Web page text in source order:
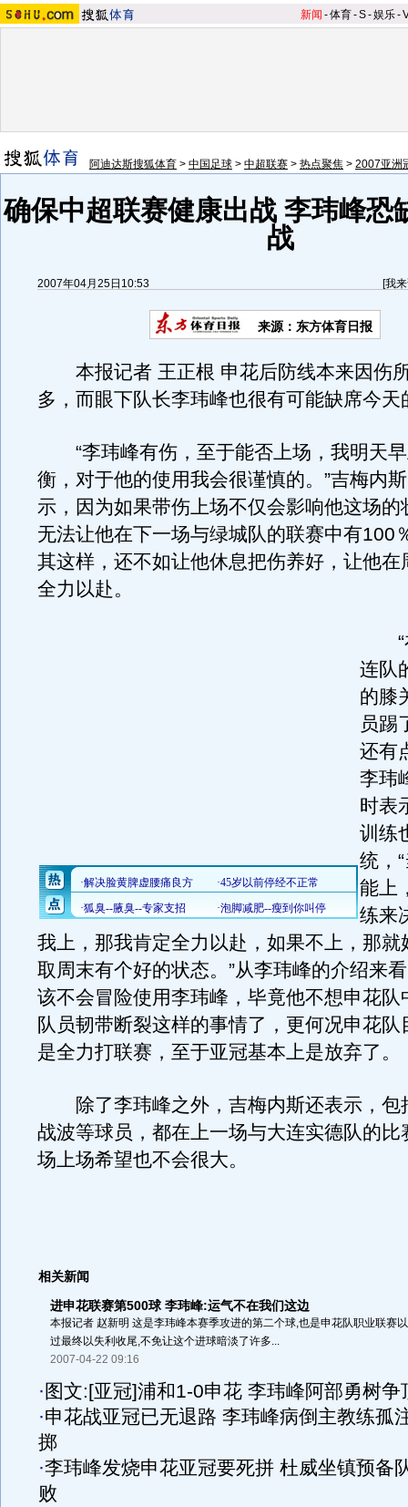
新闻 -体育-S-娱乐-
阿迪达斯搜狐体育 > 中国足球 > 中超联赛 > 热点聚焦 > 2007亚洲
确保中超联赛健康出战 李玮峰恐
战
2007年04月25日10:53 [我
来源：东方体育日报
本报记者 王正根 申花后防线本来因伤
多，而眼下队长李玮峰也很有可能缺席今天
“李玮峰有伤，至于能否上场，我明天早
衡，对于他的使用我会很谨慎的。”吉梅内
示，因为如果带伤上场不仅会影响他这场的
无法让他在下一场与绿城队的联赛中有100
其这样，还不如让他休息把伤养好，让他在
全力以赴。
“
连队
的膝
员踢
还有
李玮
时表
训练
统，
能上
练来
我上，那我肯定全力以赴，如果不上，那就
取周末有个好的状态。”从李玮峰的介绍来
该不会冒险使用李玮峰，毕竟他不想申花队
队员韧带断裂这样的事情了，更何况申花队
是全力打联赛，至于亚冠基本上是放弃了。
除了李玮峰之外，吉梅内斯还表示，包
战波等球员，都在上一场与大连实德队的比
场上场希望也不会很大。
相关新闻
进申花联赛第500球 李玮峰:运气不在我们这边
本报记者 赵新明 这是李玮峰本赛季攻进的第二个球,也是申花队职业联赛
过最终以失利收尾,不免让这个进球暗淡了许多...
2007-04-22 09:16
· 图文:[亚冠]浦和1-0申花 李玮峰阿部勇树争
·申花战亚冠已无退路 李玮峰病倒主教练孤
掷
·李玮峰发烧申花亚冠要死拼 杜威坐镇预备
败